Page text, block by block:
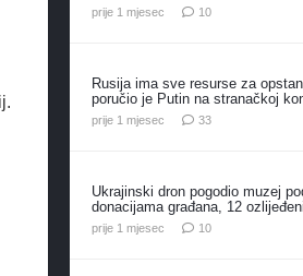
prije 1 mjesec 10komentara
Rusija ima sve resurse za
poručio je Putin na stranačkoj
prije 1 mjesec 33komentara
Ukrajinski dron pogodio muzej
donacijama građana, 12
prije 1 mjesec 10komentara